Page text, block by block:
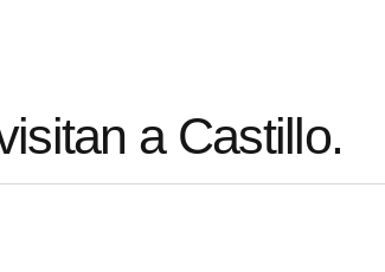
a Castillo.